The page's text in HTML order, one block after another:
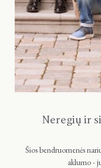
Neregių ir
Šios bendruomenės
aklumo -